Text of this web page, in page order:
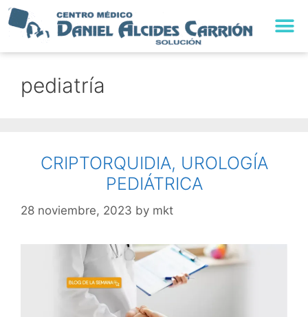
pediatría
CRIPTORQUIDIA, UROLOGÍA
PEDIÁTRICA
28 noviembre, 2023 by mkt